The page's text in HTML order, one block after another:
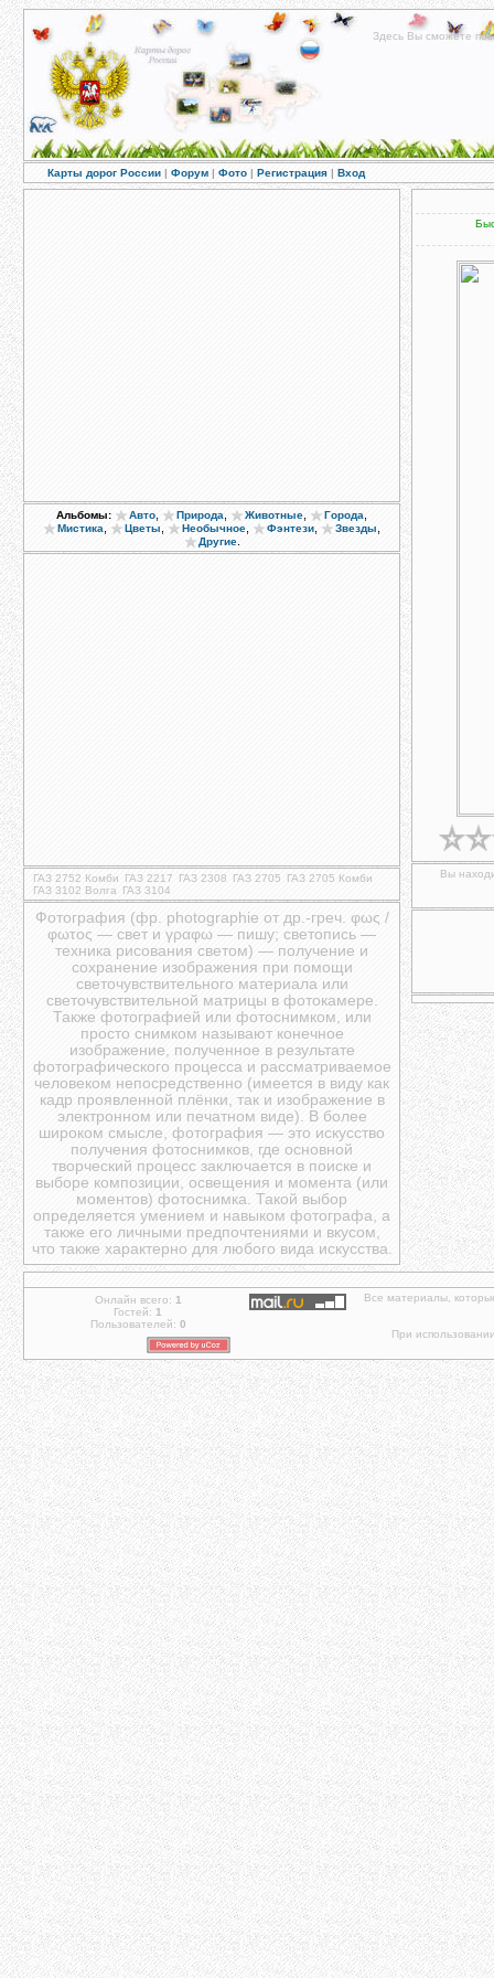
Здесь Вы сможете
Карты дорог России | Форум | Фото | Регистрация | Вход
Альбомы: Авто Природа Животные Города
Мистика Цветы Необычное Фэнтези Звезды
Другие.
ГАЗ 2752 Комби ГАЗ 2217 ГАЗ 2308 ГАЗ 2705
ГАЗ 2705 Комби
ГАЗ 3102 Волга
ГАЗ 3104
Фотография (фр. photographie от др.-греч. φως /
φωτος — свет и γραφω — пишу; светопись —
техника рисования светом) — получение и
сохранение изображения при помощи
светочувствительного материала или
светочувствительной матрицы в фотокамере.
Также фотографией или фотоснимком, или
просто снимком называют конечное
изображение, полученное в результате
фотографического процесса и рассматриваемое
человеком непосредственно (имеется в виду как
кадр проявленной плёнки, так и изображение в
электронном или печатном виде). В более
широком смысле, фотография — это искусство
получения фотоснимков, где основной
творческий процесс заключается в поиске и
выборе композиции, освещения и момента (или
моментов) фотоснимка. Такой выбор
определяется умением и навыком фотографа, а
также его личными предпочтениями и вкусом,
что также характерно для любого вида искусства.
Вы
Онлайн всего: 1
Гостей: 1
Пользователей: 0
Все материалы,
При